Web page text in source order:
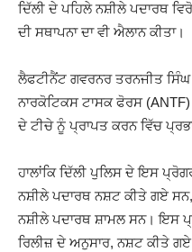
ਦਿੱਲੀ ਦੇ ਪਹਿਲੇ ਨਸ਼ੀਲੇ ਪਦਾਰਥ
ਦੀ ਸਥਾਪਨਾ ਦਾ ਵੀ ਐਲਾਨ ਕੀਤਾ।
ਲੈਫਟੀਨੈਂਟ ਗਵਰਨਰ ਤਰਨਜੀਤ
ਨਾਰਕੋਟਿਕਸ ਟਾਸਕ ਫੋਰਸ(ANTF)
ਦੇ ਟੀਚੇ ਨੂੰ ਪ੍ਰਾਪਤ ਕਰਨ ਵਿੱਚ
ਹਾਲਾਂਕਿ ਦਿੱਲੀ ਪੁਲਿਸ ਦੇ ਇਸ
ਨਸ਼ੀਲੇ ਪਦਾਰਥ ਨਸ਼ਟ ਕੀਤੇ ਗਏ ਸਨ,
ਨਸ਼ੀਲੇ ਪਦਾਰਥ ਸ਼ਾਮਲ ਸਨ। ਇਸ
ਰਿਲੀਜ਼ ਦੇ ਅਨੁਸਾਰ,ਨਸ਼ਟ ਕੀਤੇ ਗਏ